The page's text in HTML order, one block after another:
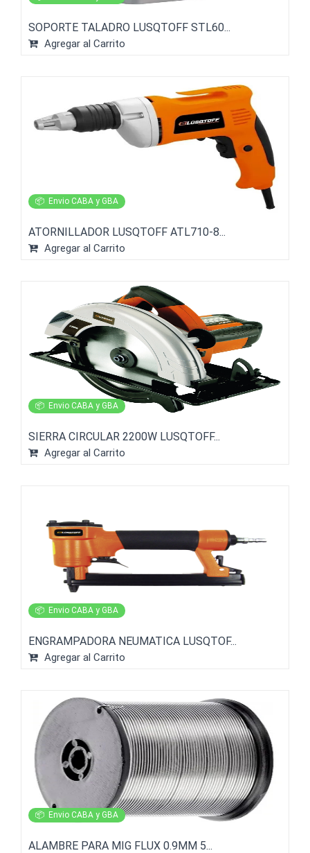
SOPORTE TALADRO LUSQTOFF STL60...
Agregar al Carrito
📦 Envio CABA y GBA
ATORNILLADOR LUSQTOFF ATL710-8...
Agregar al Carrito
📦 Envio CABA y GBA
SIERRA CIRCULAR 2200W LUSQTOFF...
Agregar al Carrito
📦 Envio CABA y GBA
ENGRAMPADORA NEUMATICA LUSQTOF...
Agregar al Carrito
📦 Envio CABA y GBA
ALAMBRE PARA MIG FLUX 0.9MM 5...